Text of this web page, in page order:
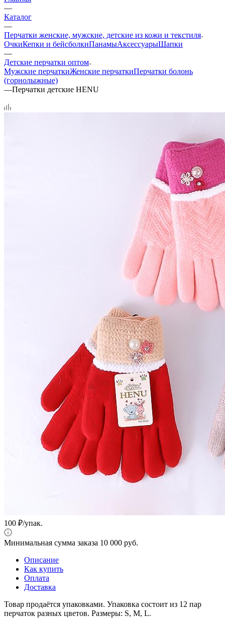
—
Каталог
—
Перчатки женские, мужские, детские из кожи и текстиля
ОчкиКепки и бейсболкиПанамыАксессуарыШапки
—
Детские перчатки оптом
Мужские перчаткиЖенские перчаткиПерчатки болонь
(горнолыжные)
—Перчатки детские HENU
100 ₽/упак.
Минимальная сумма заказа 10 000 руб.
Описание
Как купить
Оплата
Доставка
Товар продаётся упаковками. Упаковка состоит из 12 пар
перчаток разных цветов. Размеры: S, M, L.